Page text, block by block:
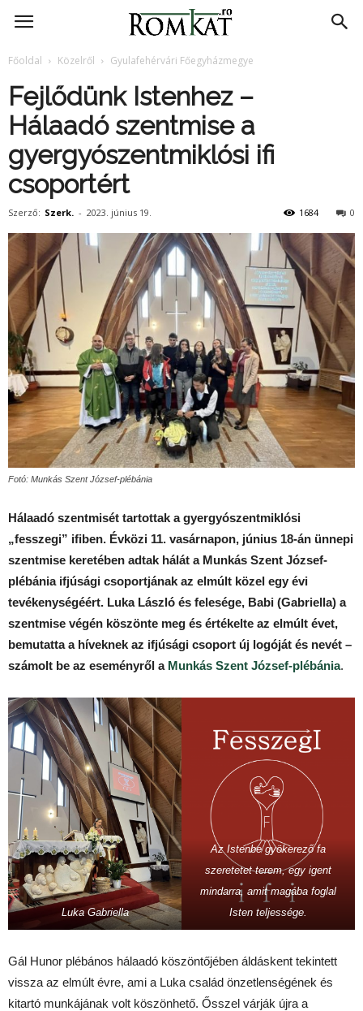
RomKat.ro
Főoldal Közelről Gyulafehérvári Főegyházmegye
Fejlődünk Istenhez –
Hálaadó szentmise a
gyergyószentmiklósi ifi
csoportért
Szerző: Szerk. - 2023. június 19. 0
1684
Fotó: Munkás Szent József-plébánia
Hálaadó szentmisét tartottak a gyergyószentmiklósi
„fesszegi” ifiben. Évközi 11. vasárnapon, június 18-án ünnepi
szentmise keretében adtak hálát a Munkás Szent József-
plébánia ifjúsági csoportjának az elmúlt közel egy évi
tevékenységéért. Luka László és felesége, Babi (Gabriella) a
szentmise végén köszönte meg és értékelte az elmúlt évet,
bemutatta a híveknek az ifjúsági csoport új logóját és nevét –
számolt be az eseményről a Munkás Szent József-plébánia.
Luka Gabriella
Az Istenbe gyökerező fa
szeretetet terem, egy igent
mindarra, amit magába foglal
Isten teljessége.
Gál Hunor plébános hálaadó köszöntőjében áldáskent tekintett
vissza az elmúlt évre, ami a Luka család önzetlenségének és
kitartó munkájának volt köszönhető. Ősszel várják újra a